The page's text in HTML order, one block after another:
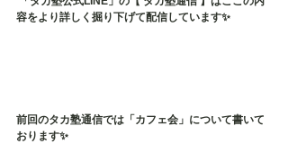
容をより詳しく掘り下げて配信しています✨
前回のタカ塾通信では「カフェ会」について書いて
おります✨